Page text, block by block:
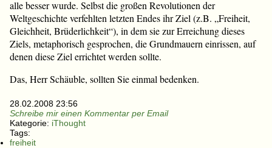
alle besser wurde. Selbst die großen Revolutionen der
Weltgeschichte verfehlten letzten Endes ihr Ziel (z.B. „Freiheit,
Gleichheit, Brüderlichkeit“), in dem sie zur Erreichung dieses
Ziels, metaphorisch gesprochen, die Grundmauern einrissen, auf
denen diese Ziel errichtet werden sollte.
Das, Herr Schäuble, sollten Sie einmal bedenken.
28.02.2008 23:56
Schreibe mir einen Kommentar per Email
Kategorie: iThought
Tags:
freiheit